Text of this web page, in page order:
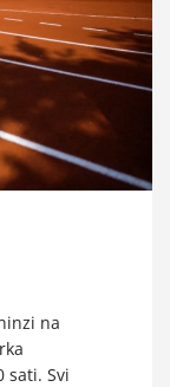
na
sati. Svi